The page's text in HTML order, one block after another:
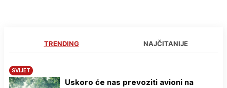
TRENDING NAJČITANIJE
SVIJET
Uskoro će nas prevoziti avioni na